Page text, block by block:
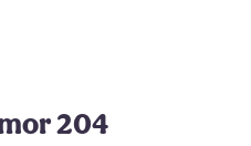
204